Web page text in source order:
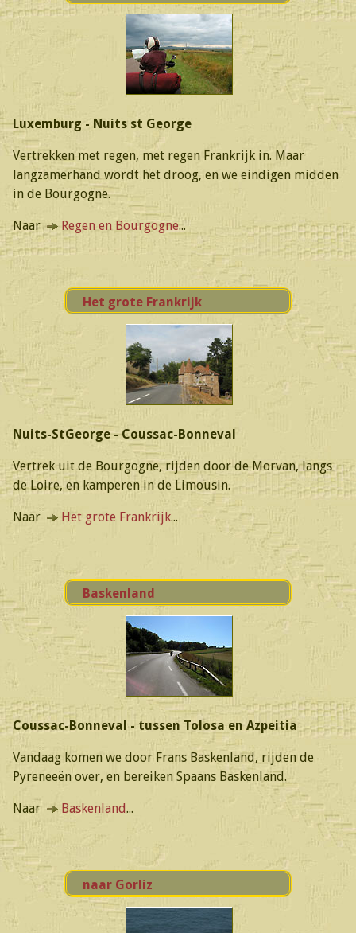
Luxemburg - Nuits st George
Vertrekken met regen, met regen Frankrijk in. Maar
langzamerhand wordt het droog, en we eindigen midden
in de Bourgogne.
Naar Regen en Bourgogne...
Het grote Frankrijk
Nuits-StGeorge - Coussac-Bonneval
Vertrek uit de Bourgogne, rijden door de Morvan, langs
de Loire, en kamperen in de Limousin.
Naar Het grote Frankrijk...
Baskenland
Coussac-Bonneval - tussen Tolosa en Azpeitia
Vandaag komen we door Frans Baskenland, rijden de
Pyreneeën over, en bereiken Spaans Baskenland.
Naar Baskenland...
naar Gorliz